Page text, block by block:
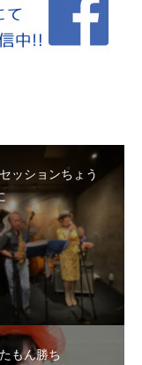
ッションちょう
もん勝ち